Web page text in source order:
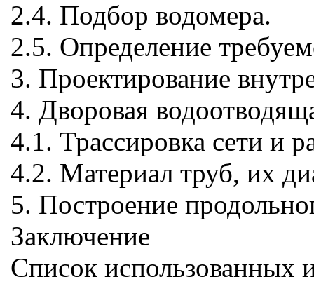
2.4. Подбор водомера.
2.5. Определение
3. Проектирование
4. Дворовая
4.1. Трассировка сети и
4.2. Материал труб, их
5. Построение
Заключение
Список использованных